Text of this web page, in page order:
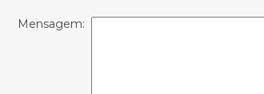
Mensagem: